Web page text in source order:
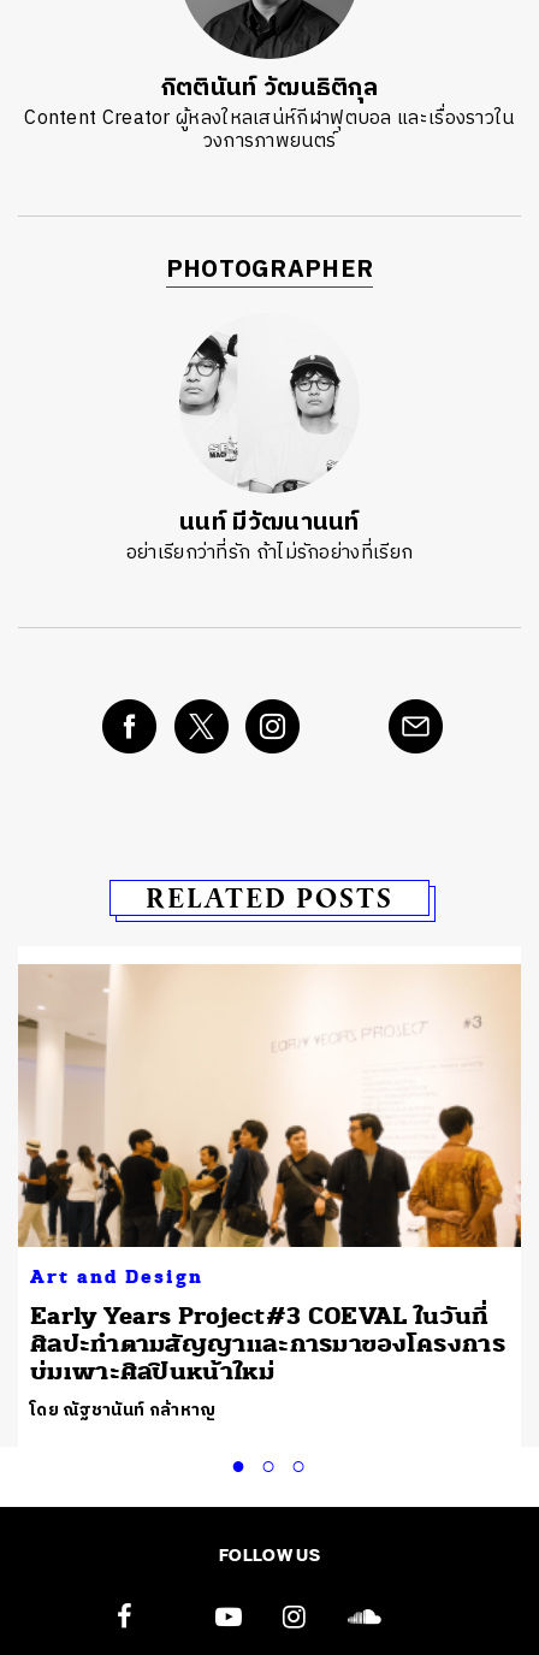
กิตตินันท์ วัฒนธิติกุล
Content Creator ผู้หลงใหลเสน่ห์กีฬาฟุตบอล และเรื่องราวใน
วงการภาพยนตร์
PHOTOGRAPHER
นนท์ มีวัฒนานนท์
อย่าเรียกว่าที่รัก ถ้าไม่รักอย่างที่เรียก
RELATED POSTS
Art and Design
Early Years Project#3 COEVAL ในวันที่
ศิลปะทำตามสัญญาและการมาของโครงการ
บ่มเพาะศิลปินหน้าใหม่
โดย ณัฐชานันท์ กล้าหาญ
FOLLOW US